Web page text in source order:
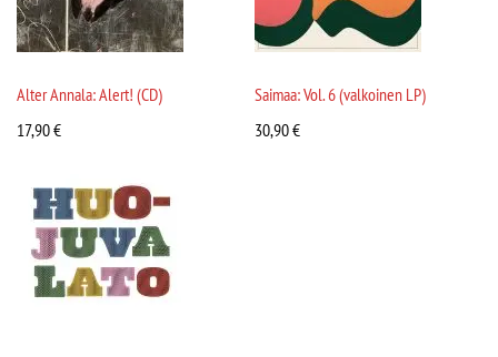
Alter Annala: Alert! (CD)
17,90€
Saimaa: Vol. 6 (valkoinen LP)
30,90€